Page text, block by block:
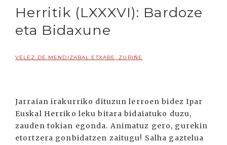
Herritik (LXXXVI): Bardoze
eta Bidaxune
VELEZ DE MENDIZABAL ETXABE, ZURIÑE
Jarraian irakurriko dituzun lerroen bidez Ipar
Euskal Herriko leku bitara bidaiatuko duzu,
zauden tokian egonda. Animatuz gero, gurekin
etortzera gonbidatzen zaitugu! Salha gaztelua